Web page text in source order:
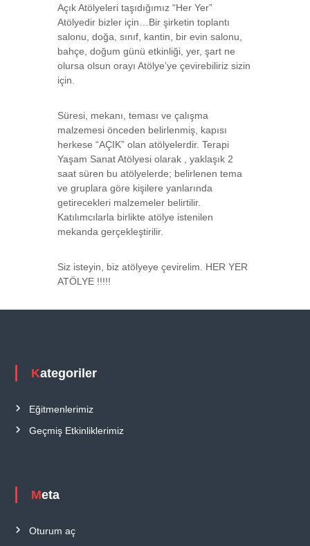
Açık Atölyeleri taşıdığımız “Her Yer”
Atölyedir bizler için…Bir şirketin toplantı
salonu, doğa, sınıf, kantin, bir evin salonu,
bahçe, doğum günü etkinliği, yer, şart ne
olursa olsun orayı Atölye’ye çevirebiliriz sizin
için.
Süresi, mekanı, teması ve çalışma
malzemesi önceden belirlenmiş, kapısı
herkese “AÇIK” olan atölyelerdir. Terapi
Yaşam Sanat Atölyesi olarak , yaklaşık 2
saat süren bu atölyelerde; belirlenen tema
ve gruplara göre kişilere yanlarında
getirecekleri malzemeler belirtilir.
Katılımcılarla birlikte atölye istenilen
mekanda gerçekleştirilir.
Siz isteyin, biz atölyeye çevirelim. HER YER
ATÖLYE !!!!!
Kategoriler
Eğitmenlerimiz
Geçmiş Etkinliklerimiz
Meta
Oturum aç